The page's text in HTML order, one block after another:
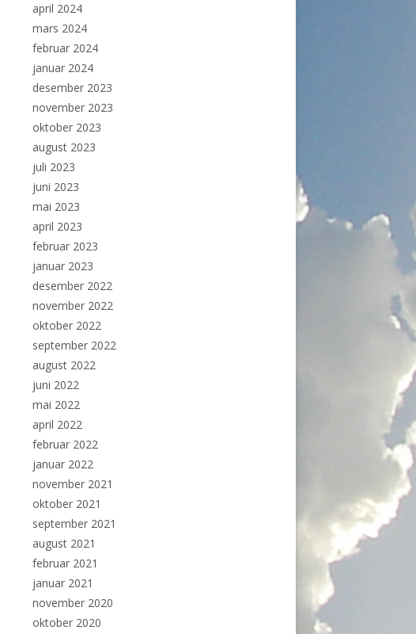
april 2024
mars 2024
februar 2024
januar 2024
desember 2023
november 2023
oktober 2023
august 2023
juli 2023
juni 2023
mai 2023
april 2023
februar 2023
januar 2023
desember 2022
november 2022
oktober 2022
september 2022
august 2022
juni 2022
mai 2022
april 2022
februar 2022
januar 2022
november 2021
oktober 2021
september 2021
august 2021
februar 2021
januar 2021
november 2020
oktober 2020